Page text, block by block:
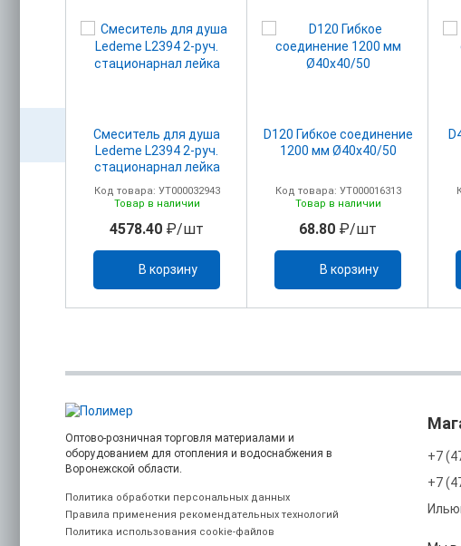
77.3)
Cмеситель для душа
Ledeme L2394 2-руч.
стационарнал лейка
Код товара: УТ000032943
Товар в наличии
4578.40 ₽/шт
В корзину
D120 Гибкое соединение
1200 мм Ø40х40/50
Код товара: УТ000016313
Товар в наличии
68.80 ₽/шт
В корзину
Оптово-розничная торговля материалами и
оборудованием для отопления и водоснабжения в
Воронежской области.
Политика обработки персональных данных
Правила применения рекомендательных технологий
Политика использования cookie-файлов
+7
+7